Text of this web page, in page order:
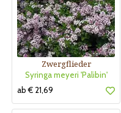
Zwergflieder
Syringa meyeri 'Palibin'
ab € 21,69